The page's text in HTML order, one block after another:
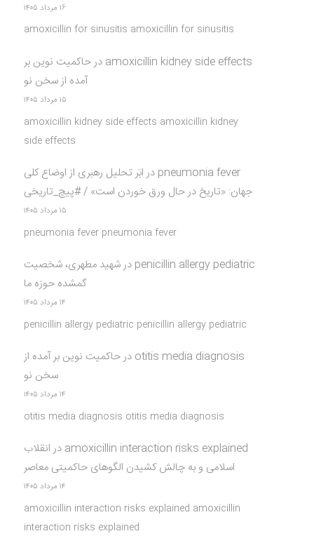
۱۶ مرداد ۱۴۰۵
amoxicillin for sinusitis amoxicillin for sinusitis
amoxicillin kidney side effects درحاکمیت نوین بر
آمده از سخن نو
۱۵ مرداد ۱۴۰۵
amoxicillin kidney side effects amoxicillin kidney
side effects
pneumonia fever در ابَر تحلیل رهبری از اوضاع کلی
جهان: «تاریخ در حال ورق خوردن است» / #پیچ_تاریخی
۱۵ مرداد ۱۴۰۵
pneumonia fever pneumonia fever
penicillin allergy pediatric درشهید مطهری، شخصیت
گمشده حوزه ما
۱۴ مرداد ۱۴۰۵
penicillin allergy pediatric penicillin allergy pediatric
otitis media diagnosis درحاکمیت نوین بر آمده از
سخن نو
۱۴ مرداد ۱۴۰۵
otitis media diagnosis otitis media diagnosis
amoxicillin interaction risks explained درانقلاب
اسلامی و به چالش کشیدن الگوهای حاکمیتی معاصر
۱۴ مرداد ۱۴۰۵
amoxicillin interaction risks explained amoxicillin
interaction risks explained